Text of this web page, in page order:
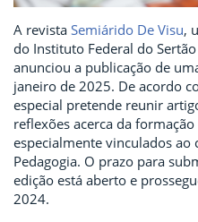
A revista Semiárido De Visu,
do Instituto Federal do
anunciou a publicação de
janeiro de 2025. De acordo
especial pretende reunir
reflexões acerca da
especialmente vinculados ao
Pedagogia. O prazo para
edição está aberto e
2024.